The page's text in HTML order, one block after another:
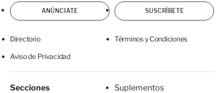
ANÚNCIATE SUSCRÍBETE
Directorio Términos y Condiciones
Aviso de Privacidad
Secciones
Suplementos